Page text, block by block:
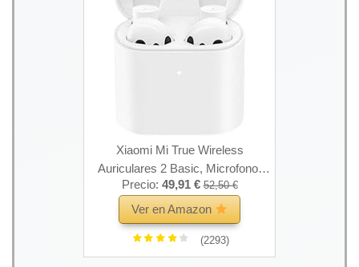
Xiaomi Mi True Wireless
Auriculares 2 Basic, Microfono,
Color Blanco
Precio: 49,91 € 52,50 €
Ver en Amazon
(2293)